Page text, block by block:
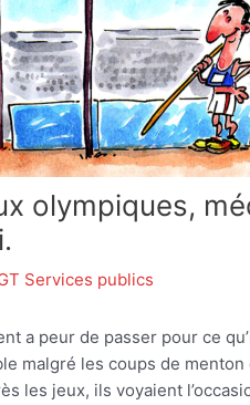
olympiques,
Services publics
a peur de passer pour ce
malgré les coups de
les jeux, ils voyaient